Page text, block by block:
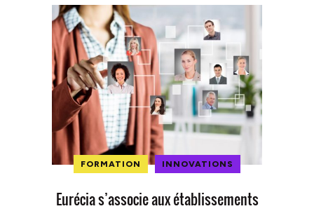
FORMATION INNOVATIONS
Eurécia s’associe aux établissements